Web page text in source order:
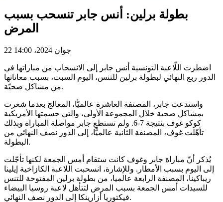
بطولة برلين: أنس جابر تنسحب بسبب
المرض
22 جوان 2024، 14:00
اضطرت اللّاعبة التونسية أنس جابر إلى الانسحاب من مباراتها في
الدور ربع النهائي لبطولة برلين للتنس، اليوم السبت، بسبب معاناتها
من مشاكل صحيّة.
واستدعت جابر، المصنفة العاشرة عالميًّا، المعالج بعدما شعرت
بمشاكل صحية خلال المجموعة الأولى، والتي حسمتها الأمريكية
كوكو غوف بنتيجة 7-6. ولم تستطع جابر مواصلة المباراة وبذلك
تأهّلت غوف، المصنفة الثانية عالميًّا، إلى الدور نصف النهائي من
البطولة.
يُذكر أنّ مباراة جابر وغوف كانت ستقام أمس الجمعة لكنها تأجّلت
إلى اليوم بسبب الأمطار. وللإشارة، انسحبت اللاعبة الكازاخية إيلينا
ريباكينا، المصنفة الرابعة عالميا، من بطولة برلين المفتوحة للتنس
للسيدات أمس الجمعة بسبب المرض لتتأهل لاعبة روسيا البيضاء
فيكتوريا أزارينكا إلى الدور نصف النهائي.